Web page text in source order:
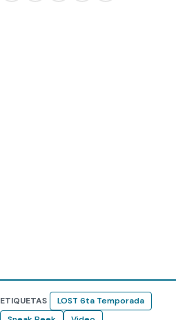
ETIQUETAS
LOST 6ta Temporada